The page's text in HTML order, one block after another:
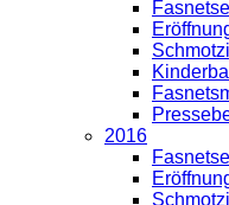
2016